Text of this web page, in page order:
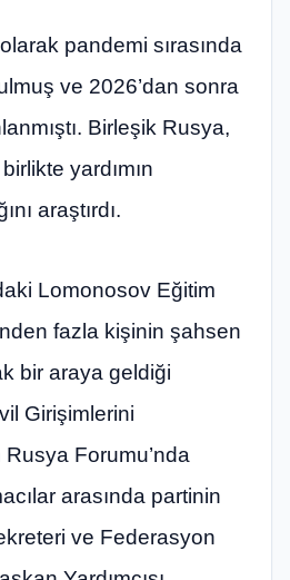
pandemi sırasında
ve 2026’dan sonra
Birleşik Rusya,
yardımın
araştırdı.
Lomonosov Eğitim
fazla kişinin şahsen
bir araya geldiği
Girişimlerini
Forumu’nda
arasında partinin
ve Federasyon